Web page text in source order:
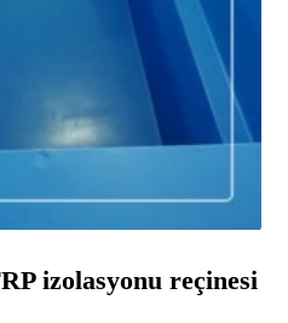
izolasyonu reçinesi